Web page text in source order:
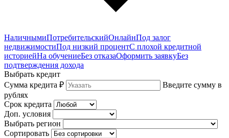
НаличнымиПотребительскийОнлайнПод залог
недвижимостиПод низкий процентС плохой кредитной
историейНа обучениеБез отказаОформить заявкуБез
подтверждения дохода
Выбрать кредит
Сумма кредита ₽
Введите сумму в
рублях
Срок кредита
Доп. условия
Выбрать регион
Сортировать